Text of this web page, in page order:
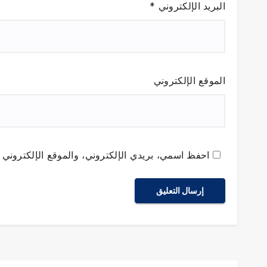
البريد الإلكتروني *
الموقع الإلكتروني
احفظ اسمي، بريدي الإلكتروني، والموقع